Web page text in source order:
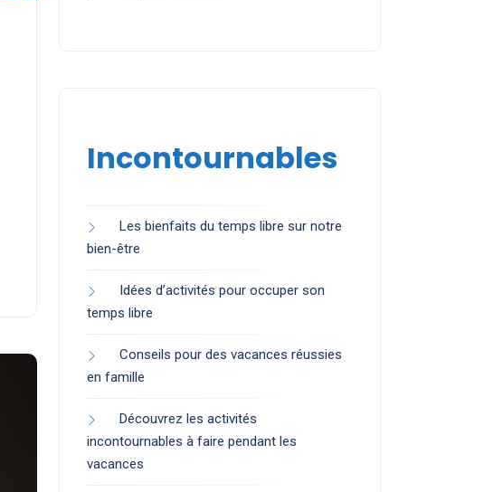
Incontournables
Les bienfaits du temps libre sur notre
bien-être
Idées d’activités pour occuper son
temps libre
Conseils pour des vacances réussies
en famille
Découvrez les activités
incontournables à faire pendant les
vacances